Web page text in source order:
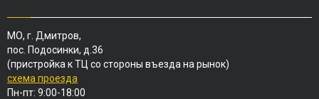
МО, г. Дмитров,
пос. Подосинки, д.36
(пристройка к ТЦ со стороны въезда на рынок)
схема проезда
Пн-пт: 9:00-18:00